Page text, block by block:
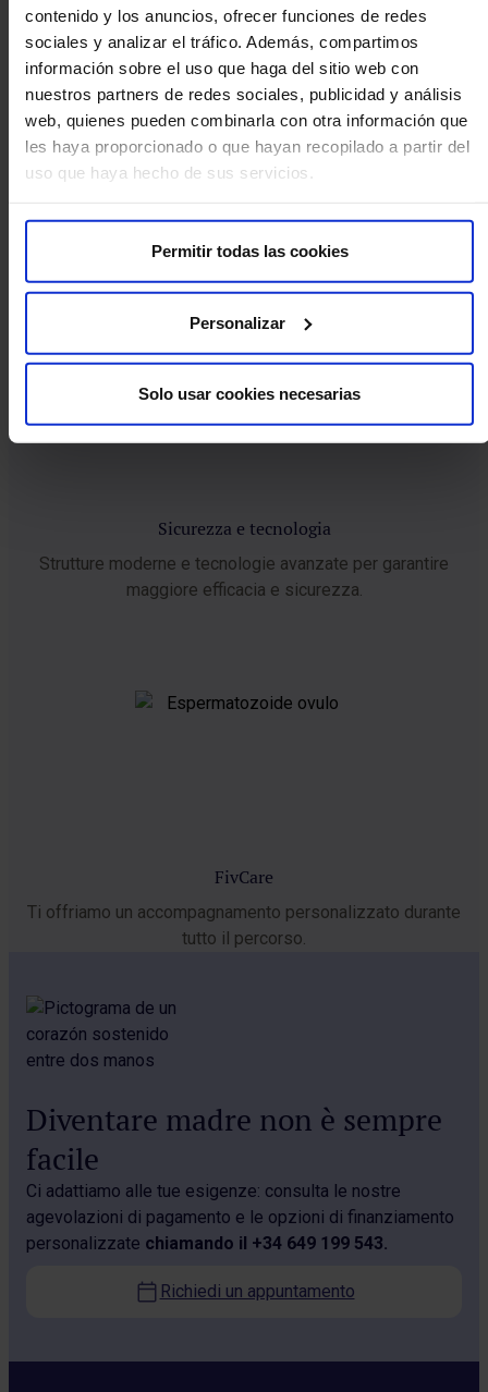
contenido y los anuncios, ofrecer funciones de redes
sociales y analizar el tráfico. Además, compartimos
información sobre el uso que haga del sitio web con
nuestros partners de redes sociales, publicidad y análisis
web, quienes pueden combinarla con otra información que
les haya proporcionado o que hayan recopilado a partir del
uso que haya hecho de sus servicios.
Permitir todas las cookies
Personalizar
Solo usar cookies necesarias
Approccio multidisciplinare
Integriamo diverse specialità per affrontare la tua fertilità in
modo completo.
Sicurezza e tecnologia
Strutture moderne e tecnologie avanzate per garantire
maggiore efficacia e sicurezza.
FivCare
Ti offriamo un accompagnamento personalizzato durante
tutto il percorso.
Diventare madre non è sempre
facile
Ci adattiamo alle tue esigenze: consulta le nostre
agevolazioni di pagamento e le opzioni di finanziamento
personalizzate chiamando il +34 649 199 543.
Richiedi un appuntamento